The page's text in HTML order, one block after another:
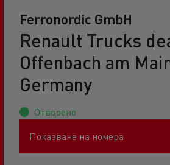
Ferronordic GmbH
Renault Trucks
Offenbach am
Germany
Отворено
Показване на номера